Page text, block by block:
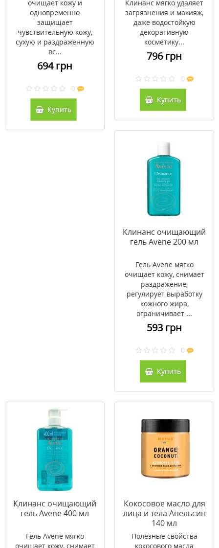
очищает кожу и
одновременно
защищает
чувствительную кожу,
сухую и раздраженную
вс...
694 грн
0
Купить
Клинанс мягко удаляет
загрязнения и макияж,
даже водостойкую
декоративную
косметику...
796 грн
0
Купить
Клинанс очищающий
гель Avene 200 мл
Гель Avene мягко
очищает кожу, снимает
раздражение,
регулирует выработку
кожного жира,
ограничивает ...
593 грн
0
Купить
Клинанс очищающий
гель Avene 400 мл
Гель Avene мягко
очищает кожу, снимает
Кокосовое масло для
лица и тела Апельсин
140 мл
Полезные свойства
кокосового масла